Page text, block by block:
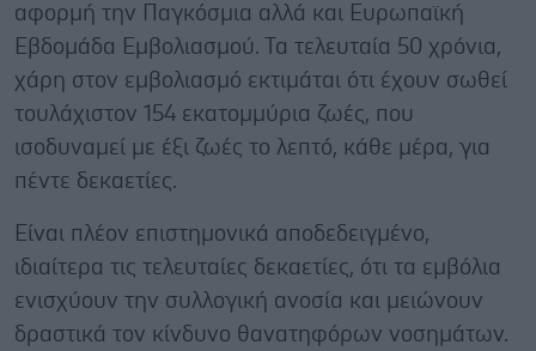
αφορμή την Παγκόσμια αλλά και Ευρωπαϊκή
Εβδομάδα Εμβολιασμού. Τα τελευταία 50 χρόνια,
χάρη στον εμβολιασμό εκτιμάται ότι έχουν σωθεί
τουλάχιστον 154 εκατομμύρια ζωές, που
ισοδυναμεί με έξι ζωές το λεπτό, κάθε μέρα, για
πέντε δεκαετίες.
Είναι πλέον επιστημονικά αποδεδειγμένο,
ιδιαίτερα τις τελευταίες δεκαετίες, ότι τα εμβόλια
ενισχύουν την συλλογική ανοσία και μειώνουν
δραστικά τον κίνδυνο θανατηφόρων νοσημάτων.